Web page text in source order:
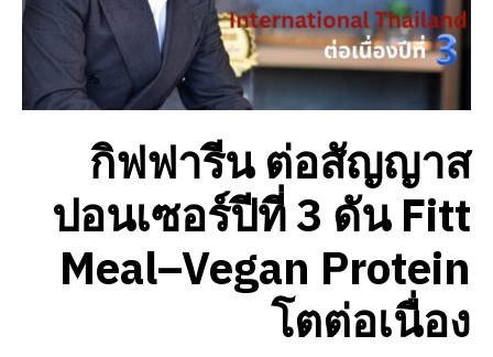
กิฟฟารีน ต่อสัญญาส
ปอนเซอร์ปีที่ 3 ดัน Fitt
Meal–Vegan Protein
โตต่อเนื่อง